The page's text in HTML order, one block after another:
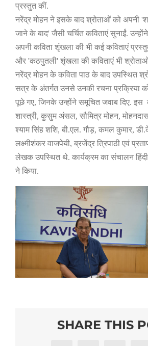
प्रस्तुत कीं.
नरेंद्र मोहन ने इसके बाद श्रोताओं को अपनी '
जाने के बाद' जैसी चर्चित कविताएं सुनाईं.
अपनी कविता शृंखला की भी कई कविताएं
और 'कठपुतली' शृंखला की कविताएं भी
नरेंद्र मोहन के कविता पाठ के बाद उपस्थित
सत्र के अंतर्गत उनसे उनकी रचना प्रक्रिया
पूछे गए, जिनके उन्होंने समूचित जवाब दिए. इस
शास्त्री, कुसुम अंसल, सौमित्र मोहन,
श्याम सिंह शशि, बी.एल. गौड़, कमल कुमार,
लक्ष्मीशंकर वाजपेयी, ब्रजेंद्र त्रिपाठी एवं
लेखक उपस्थित थे. कार्यक्रम का संचालन हिंदी
ने किया.
SHARE THIS